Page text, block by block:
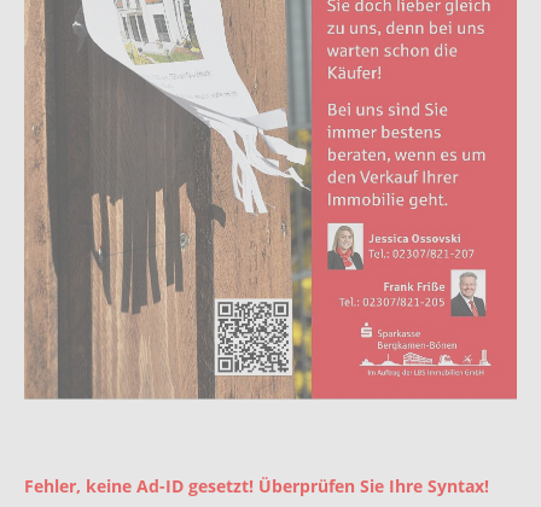
Fehler, keine Ad-ID gesetzt! Überprüfen Sie Ihre Syntax!